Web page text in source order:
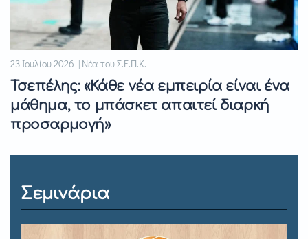
23 Ιουλίου 2026 | Νέα του Σ.Ε.Π.Κ.
Τσεπέλης: «Κάθε νέα εμπειρία είναι ένα
μάθημα, το μπάσκετ απαιτεί διαρκή
προσαρμογή»
Σεμινάρια